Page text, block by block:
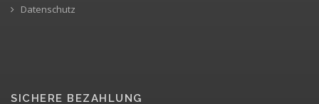
Datenschutz
SICHERE BEZAHLUNG